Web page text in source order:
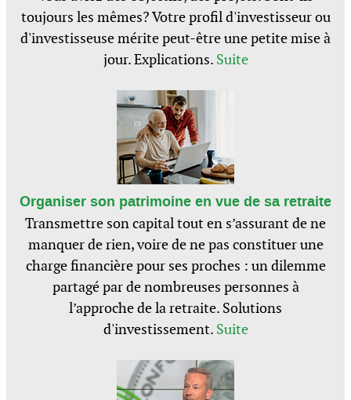
toujours les mêmes? Votre profil d'investisseur ou
d'investisseuse mérite peut-être une petite mise à
jour. Explications. Suite
Organiser son patrimoine en vue de sa retraite
Transmettre son capital tout en s’assurant de ne
manquer de rien, voire de ne pas constituer une
charge financière pour ses proches : un dilemme
partagé par de nombreuses personnes à
l’approche de la retraite. Solutions
d'investissement. Suite